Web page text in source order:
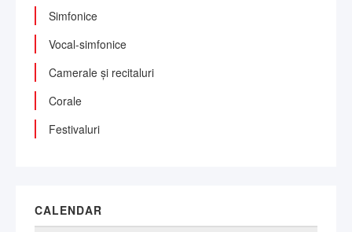
Simfonice
Vocal-simfonice
Camerale și recitaluri
Corale
Festivaluri
CALENDAR